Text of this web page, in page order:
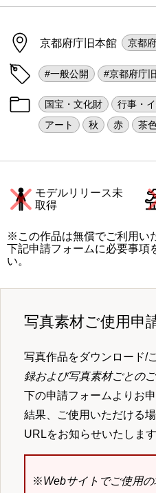
京都府庁旧本館 京都
#一般公開 #京都府庁
国宝・文化財 行事・
アート
秋 赤 茶
モデルリリース未
取得
※この作品は無償でご利用い
下記申請フォームに必要事項
い。
写真素材ご使用申
写真作品をダウンロード/
録および写真素材ごとの
下の申請フォームよりお
結果、ご使用いただける
URLをお知らせいたします
※Webサイトでご使用